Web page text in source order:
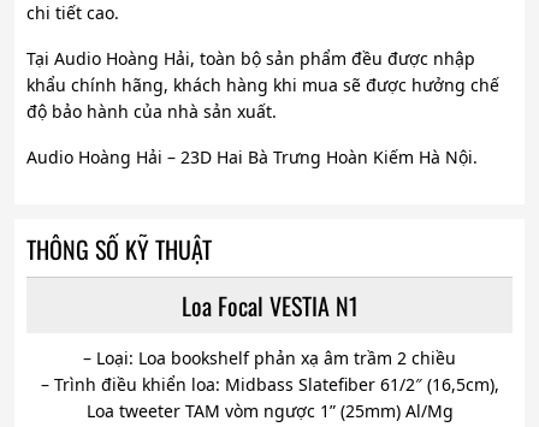
chi tiết cao.
Tại Audio Hoàng Hải, toàn bộ sản phẩm đều được nhập
khẩu chính hãng, khách hàng khi mua sẽ được hưởng chế
độ bảo hành của nhà sản xuất.
Audio Hoàng Hải – 23D Hai Bà Trưng Hoàn Kiếm Hà Nội.
THÔNG SỐ KỸ THUẬT
Loa Focal VESTIA N1
– Loại: Loa bookshelf phản xạ âm trầm 2 chiều
– Trình điều khiển loa: Midbass Slatefiber 61/2″ (16,5cm),
Loa tweeter TAM vòm ngược 1” (25mm) Al/Mg